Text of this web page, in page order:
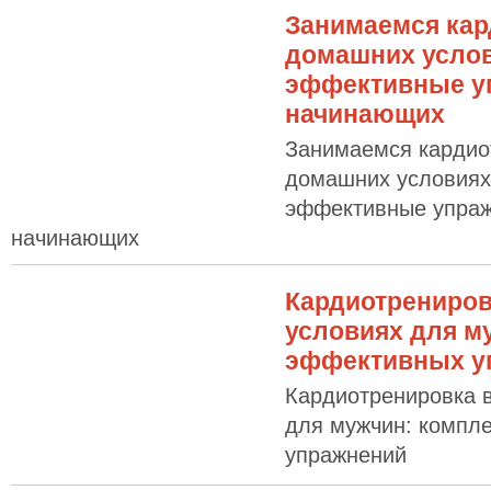
Занимаемся
домашних
эффективные
начинающих
Занимаемся
домашних
эффективные
начинающих
условиях для
эффективных
Кардиотренировка
для мужчин:
упражнений